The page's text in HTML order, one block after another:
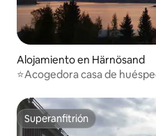
Alojamiento en Härnösand
⭐️Acogedora casa de
Superanfitrión
Superanfitrión